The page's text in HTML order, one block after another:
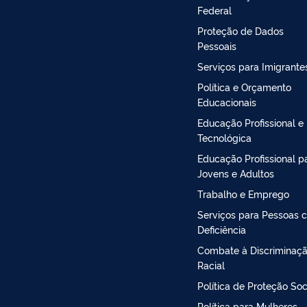
Federal
Proteção de Dados
Pessoais
Serviços para
Política e Orçamento
Educacionais
Educação Profissional e
Tecnológica
Educação Profissional
Jovens e Adultos
Trabalho e Emprego
Serviços para Pessoas
Deficiência
Combate à
Racial
Política de Proteção